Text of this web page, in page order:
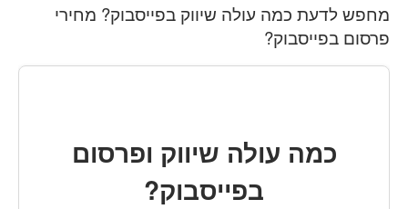
מחפש לדעת כמה עולה שיווק בפייסבוק? מחירי
פרסום בפייסבוק?
כמה עולה שיווק ופרסום
בפייסבוק?